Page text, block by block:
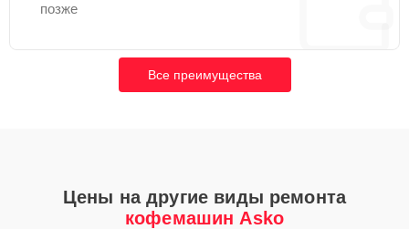
позже
Все преимущества
Цены на другие виды ремонта
кофемашин Asko